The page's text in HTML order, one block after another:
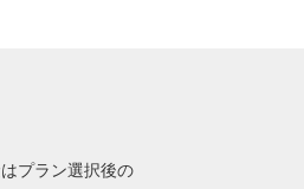
プラン選択後の